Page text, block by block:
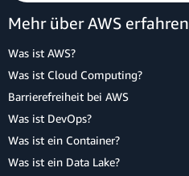
Mehr über AWS erfahren
Was ist AWS?
Was ist Cloud Computing?
Barrierefreiheit bei AWS
Was ist DevOps?
Was ist ein Container?
Was ist ein Data Lake?